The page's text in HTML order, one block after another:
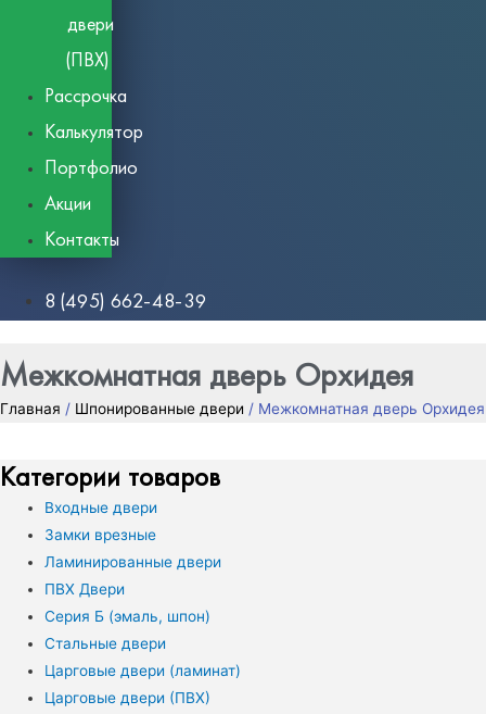
двери
(ПВХ)
Рассрочка
Калькулятор
Портфолио
Акции
Контакты
8 (495) 662-48-39
Межкомнатная дверь Орхидея
Главная / Шпонированные двери / Межкомнатная дверь Орхидея
Категории товаров
Входные двери
Замки врезные
Ламинированные двери
ПВХ Двери
Серия Б (эмаль, шпон)
Стальные двери
Царговые двери (ламинат)
Царговые двери (ПВХ)